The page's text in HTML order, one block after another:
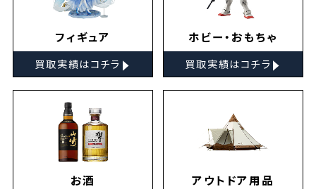
フィギュア
買取実績はコチラ ▸
ホビー・おもちゃ
買取実績はコチラ ▸
お酒 アウトドア用品